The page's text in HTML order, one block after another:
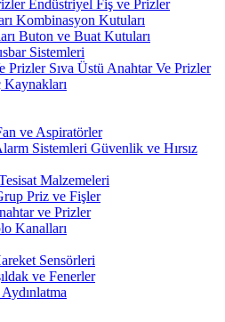
Endüstriyel Fiş ve Prizler
Kombinasyon Kutuları
Buton ve Buat Kutuları
Sistemleri
Sıva Üstü Anahtar Ve Prizler
Kaynakları
ve Aspiratörler
Güvenlik ve Hırsız
Malzemeleri
Priz ve Fişler
ve Prizler
Kanalları
Sensörleri
ve Fenerler